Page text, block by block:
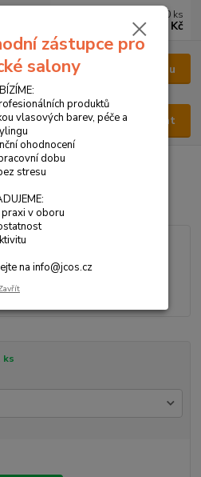
Menu
Hledat
0 ks
0 Kč
PARFÉM PÁNSKÝ 100ml
100ml
ks
zástupce pro
salony
produktů
vlasových barev, péče a
ohodnocení
dobu
stresu
v oboru
na info@jcos.cz